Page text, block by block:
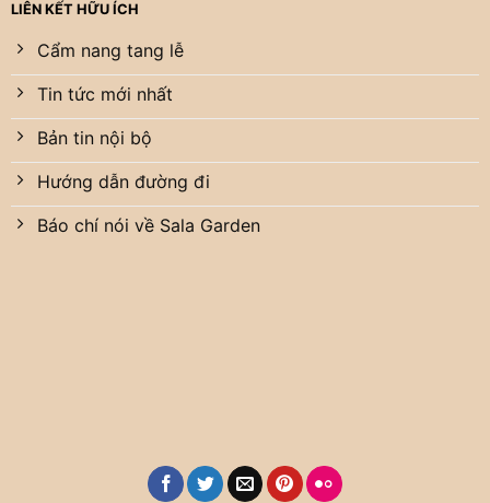
LIÊN KẾT HỮU ÍCH
Cẩm nang tang lễ
Tin tức mới nhất
Bản tin nội bộ
Hướng dẫn đường đi
Báo chí nói về Sala Garden